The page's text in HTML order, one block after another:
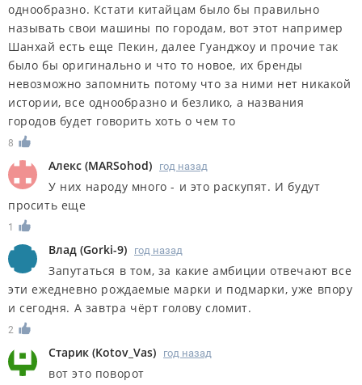
однообразно. Кстати китайцам было бы правильно
называть свои машины по городам, вот этот например
Шанхай есть еще Пекин, далее Гуанджоу и прочие так
было бы оригинально и что то новое, их бренды
невозможно запомнить потому что за ними нет никакой
истории, все однообразно и безлико, а названия
городов будет говорить хоть о чем то
8
Алекс (MARSohod) год назад
У них народу много - и это раскупят. И будут
просить еще
1
Влад (Gorki-9) год назад
Запутаться в том, за какие амбиции отвечают все
эти ежедневно рождаемые марки и подмарки, уже впору
и сегодня. А завтра чёрт голову сломит.
2
Старик (Kotov_Vas) год назад
вот это поворот